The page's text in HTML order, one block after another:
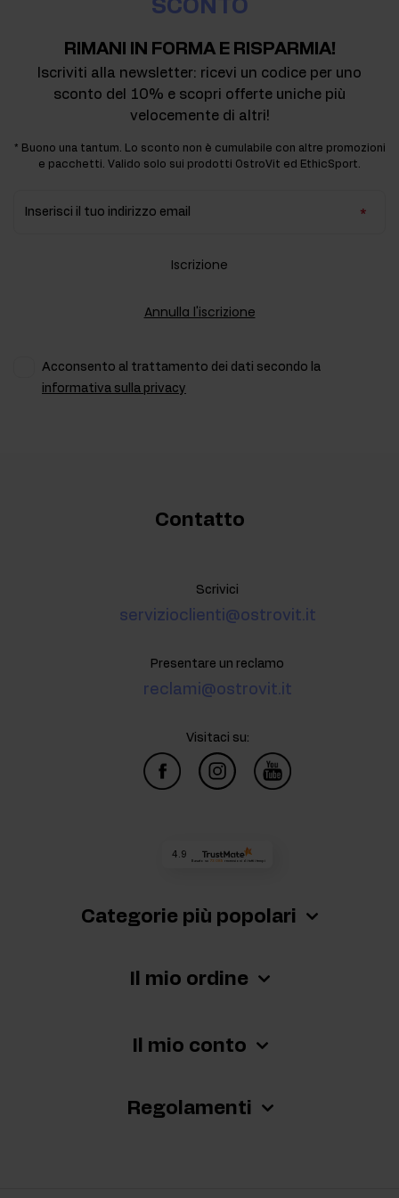
SCONTO
RIMANI IN FORMA E RISPARMIA!
Iscriviti alla newsletter: ricevi un codice per uno
sconto del 10% e scopri offerte uniche più
velocemente di altri!
* Buono una tantum. Lo sconto non è cumulabile con altre promozioni
e pacchetti. Valido solo sui prodotti OstroVit ed EthicSport.
Inserisci il tuo indirizzo email
Iscrizione
Annulla l'iscrizione
Acconsento al trattamento dei dati secondo la
informativa sulla privacy
Categorie più popolari
Il mio ordine
Il mio conto
Regolamenti
Contatto
Scrivici
servizioclienti@ostrovit.it
Presentare un reclamo
reclami@ostrovit.it
Visitaci su:
4.9
Basato su 73 089 recensioni di tutti i tempi